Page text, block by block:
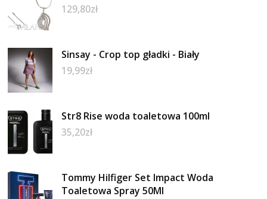
129,80zł
Sinsay - Crop top gładki - Biały
19,99zł
Str8 Rise woda toaletowa 100ml
35,20zł
Tommy Hilfiger Set Impact Woda
Toaletowa Spray 50Ml